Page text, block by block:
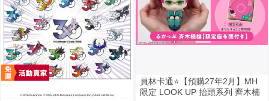
員林卡通⭐️【預購27年2月】MH
限定 LOOK UP 抬頭系列 齊木楠